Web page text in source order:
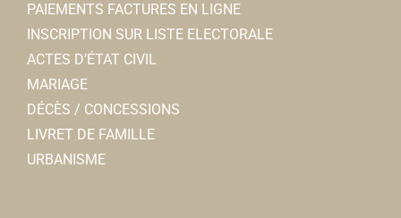
PAIEMENTS FACTURES EN LIGNE
INSCRIPTION SUR LISTE ELECTORALE
ACTES D’ÉTAT CIVIL
MARIAGE
DÉCÈS / CONCESSIONS
LIVRET DE FAMILLE
URBANISME